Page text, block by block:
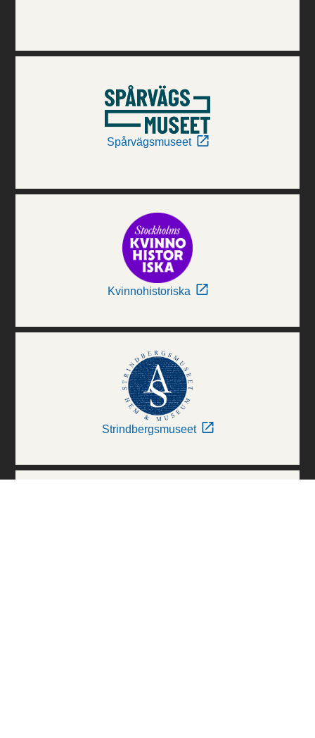
Spårvägsmuseet
Kvinnohistoriska
Strindbergsmuseet